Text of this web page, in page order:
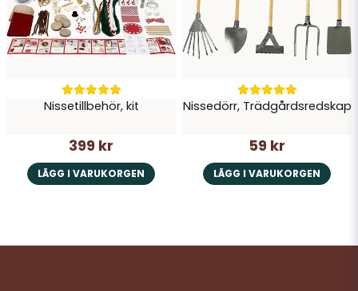
Nissetillbehör, kit
399 kr
LÄGG I VARUKORGEN
Nissedörr, Trädgårdsredskap
59 kr
LÄGG I VARUKORGEN